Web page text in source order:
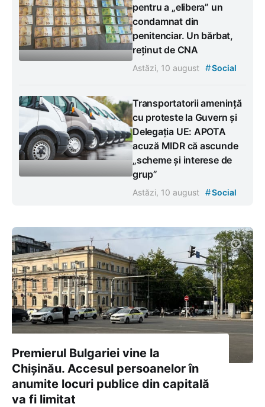
pentru a „elibera” un
condamnat din
penitenciar. Un bărbat,
reținut de CNA
Astăzi, 10 august #Social
Transportatorii amenință
cu proteste la Guvern și
Delegația UE: APOTA
acuză MIDR că ascunde
„scheme și interese de
grup”
Astăzi, 10 august #Social
Premierul Bulgariei vine la
Chișinău. Accesul persoanelor în
anumite locuri publice din capitală
va fi limitat